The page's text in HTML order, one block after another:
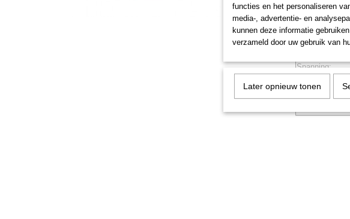
- klik op de
Afmeting: (b x
Onwendig:
Spanning:
functies en het personaliseren
media-, advertentie- en
kunnen deze informatie
verzameld door uw gebruik van
Later opnieuw tonen